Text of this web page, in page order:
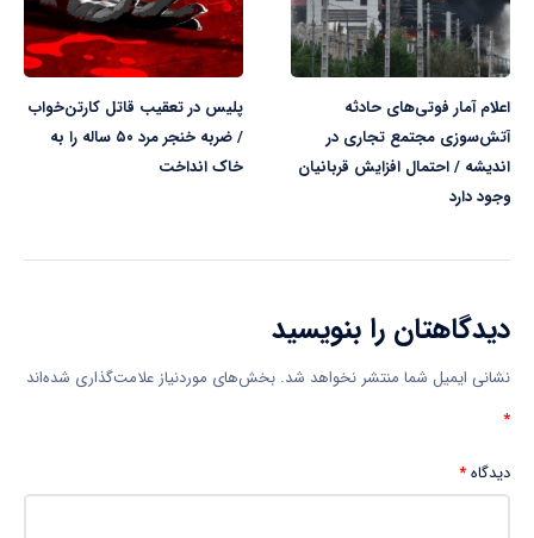
اعلام آمار فوتی‌های حادثه
آتش‌سوزی مجتمع تجاری در
اندیشه / احتمال افزایش قربانیان
وجود دارد
پلیس در تعقیب قاتل کارتن‌خواب
/ ضربه خنجر مرد ۵۰ ساله را به
خاک انداخت
دیدگاهتان را بنویسید
نشانی ایمیل شما منتشر نخواهد شد. بخش‌های موردنیاز علامت‌گذاری شده‌اند
*
دیدگاه*